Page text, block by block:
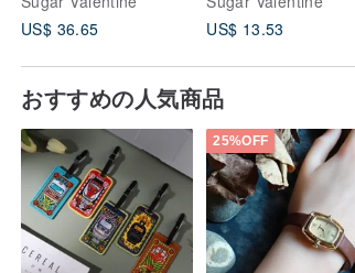
カー SV678
US$ 36.65
SV622
US$ 13.53
おすすめの人気商品
25%OFF